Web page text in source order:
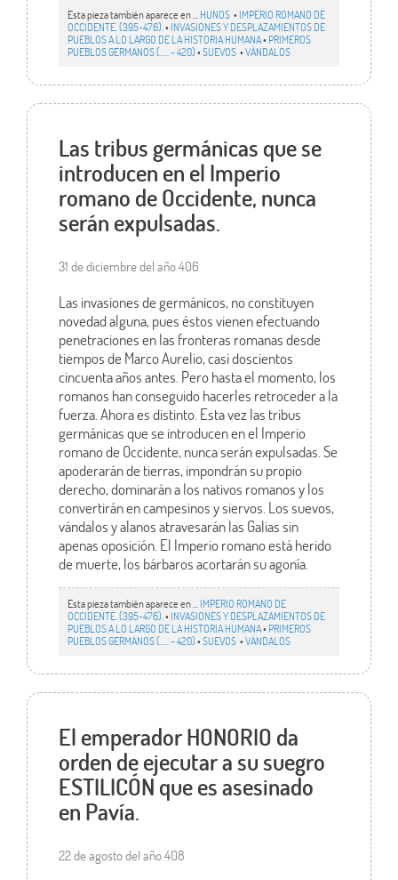
Esta pieza también aparece en ... HUNOS • IMPERIO ROMANO DE
OCCIDENTE. (395-476). • INVASIONES Y DESPLAZAMIENTOS DE
PUEBLOS A LO LARGO DE LA HISTORIA HUMANA• PRIMEROS
PUEBLOS GERMANOS (….. - 420)•SUEVOS •VÁNDALOS
Las tribus germánicas que se
introducen en el Imperio
romano de Occidente, nunca
serán expulsadas.
31 de diciembre del año 406
Las invasiones de germánicos, no constituyen
novedad alguna, pues éstos vienen efectuando
penetraciones en las fronteras romanas desde
tiempos de Marco Aurelio, casi doscientos
cincuenta años antes. Pero hasta el momento, los
romanos han conseguido hacerles retroceder a la
fuerza. Ahora es distinto. Esta vez las tribus
germánicas que se introducen en el Imperio
romano de Occidente, nunca serán expulsadas. Se
apoderarán de tierras, impondrán su propio
derecho, dominarán a los nativos romanos y los
convertirán en campesinos y siervos. Los suevos,
vándalos y alanos atravesarán las Galias sin
apenas oposición. El Imperio romano está herido
de muerte, los bárbaros acortarán su agonía.
Esta pieza también aparece en ... IMPERIO ROMANO DE
OCCIDENTE. (395-476). • INVASIONES Y DESPLAZAMIENTOS DE
PUEBLOS A LO LARGO DE LA HISTORIA HUMANA• PRIMEROS
PUEBLOS GERMANOS (….. - 420)•SUEVOS •VÁNDALOS
El emperador HONORIO da
orden de ejecutar a su suegro
ESTILICÓN que es asesinado
en Pavía.
22 de agosto del año 408